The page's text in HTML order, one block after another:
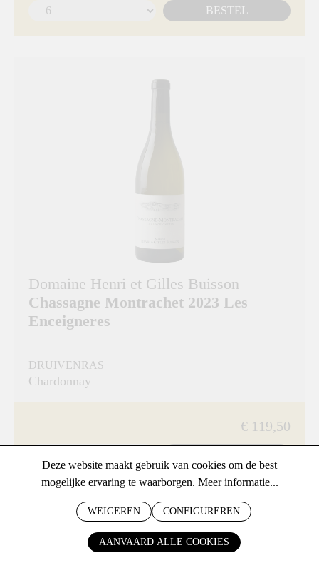
BESTEL
Domaine Henri et Gilles Buisson
Chassagne Montrachet 2023 Les
Enceigneres
DRUIVENRAS
Chardonnay
€ 119,50
Deze website maakt gebruik van cookies om de best
mogelijke ervaring te waarborgen. Meer informatie...
WEIGEREN CONFIGUREREN
AANVAARD ALLE COOKIES